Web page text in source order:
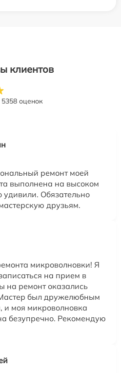
клиентов
5358 оценок
ремонт моей
выполнена на высоком
Обязательно
друзьям.
микроволновки! Я
на прием в
на ремонт оказались
был дружелюбным
моя микроволновка
безупречно. Рекомендую